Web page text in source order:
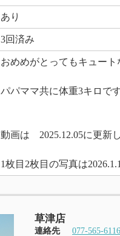
あり
3回済み
おめめがとってもキュー
パパママ共に体重3キロで
動画は 2025.12.05に更新
1枚目2枚目の写真は
草津店
連絡先 077-565-6116